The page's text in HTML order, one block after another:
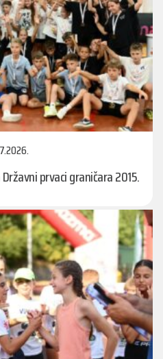
prvaci graničara 2015.